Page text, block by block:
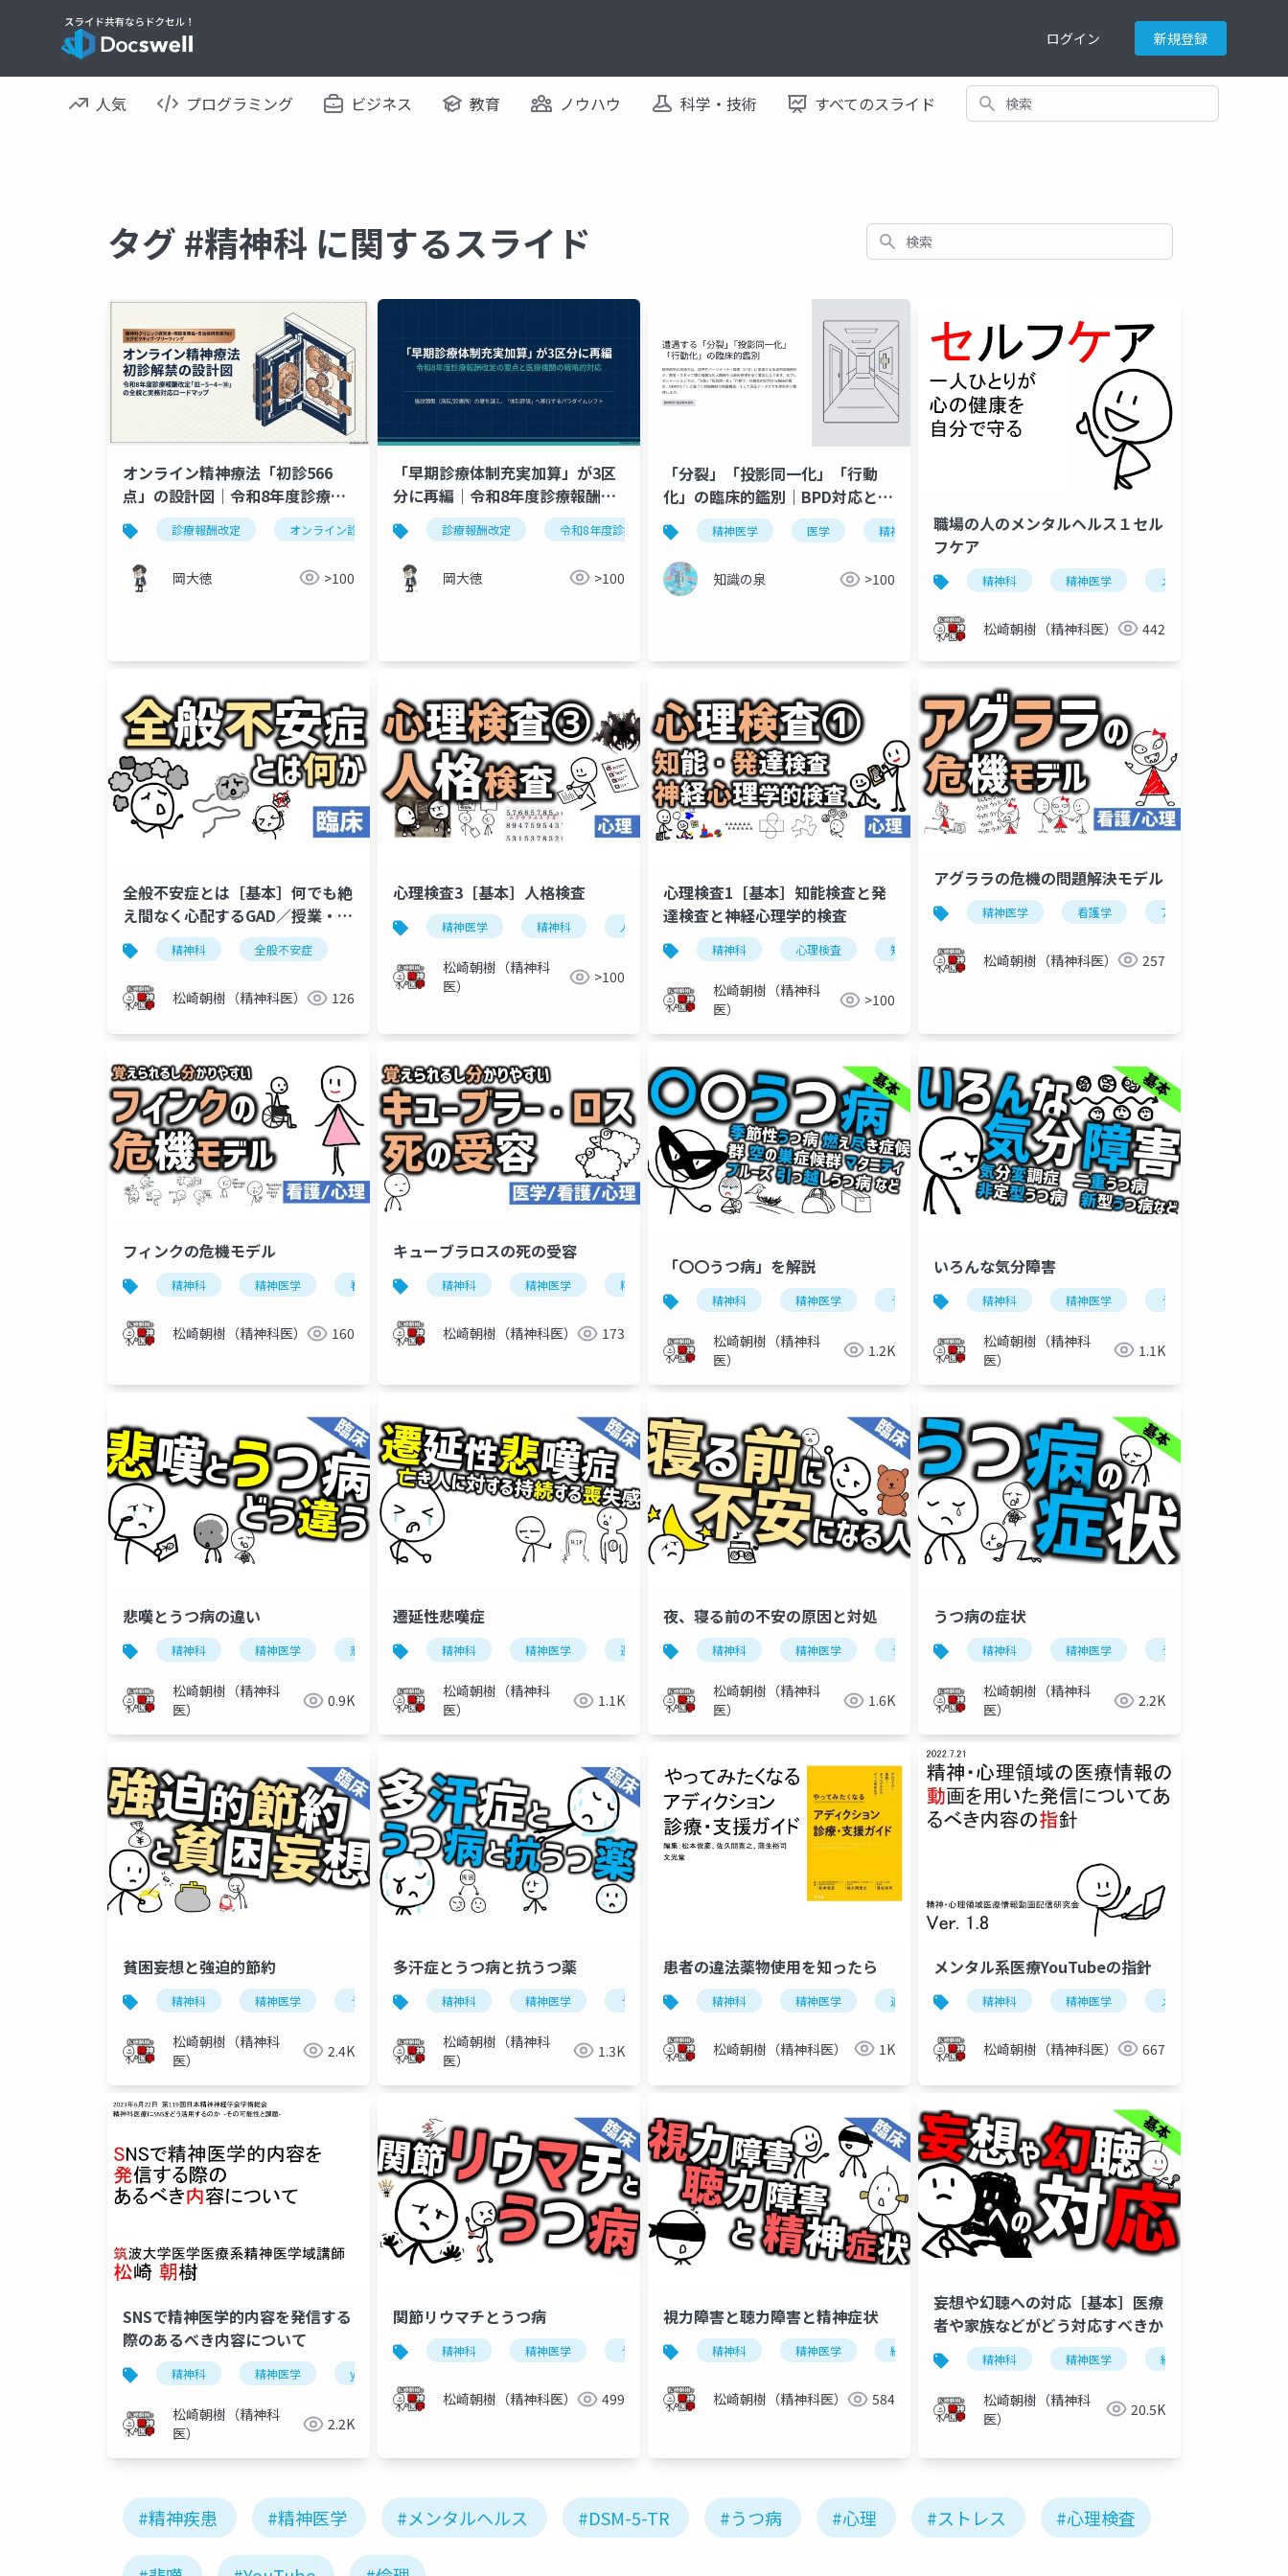
ログイン 新規登録
人気 プログラミング ビジネス 教育 ノウハウ 科学・技術 すべてのスライド 検索
タグ #精神科 に関するスライド 検索
オンライン精神療法「初診566
点」の設計図｜令和8年度診療報
酬改定 Ⅲ-5-4-⑱ の全貌と実務対
応
診療報酬改定 オンライン診療 精神科 精神医療 医療事務
岡大徳 >100
「早期診療体制充実加算」が3区
分に再編｜令和8年度診療報酬改
定の要点と対応
診療報酬改定 令和8年度診療報酬改定 早期診療体制充実加算 精神科 施設基準
岡大徳 >100
「分裂」「投影同一化」「行動
化」の臨床的鑑別｜BPD対応と
DMRSモデル7段階'
精神医学 医学 精神科 精神科 臨床心理学 臨床心理学
知識の泉 >100
職場の人のメンタルヘルス１セル
フケア
精神科 精神医学 メンタルヘルス
松崎朝樹（精神科医） 442
全般不安症とは［基本］何でも絶
え間なく心配するGAD／授業・講
義用
精神科 全般不安症
松崎朝樹（精神科医） 126
心理検査3［基本］人格検査
精神医学 精神科 人格検査 臨床心理学 心理検査 内田クレペリン検査 yg性格検査
松崎朝樹（精神科
医）
>100
心理検査1［基本］知能検査と発
達検査と神経心理学的検査
精神科 心理検査 知能検査
松崎朝樹（精神科
医）
>100
アグララの危機の問題解決モデル
精神医学 看護学 アグララ
松崎朝樹（精神科医） 257
フィンクの危機モデル
精神科 精神医学 看護学
松崎朝樹（精神科医） 160
キューブラロスの死の受容
精神科 精神医学 精神看護 心理学 看護学 看護理論
松崎朝樹（精神科医） 173
「〇〇うつ病」を解説
精神科 精神医学 うつ病 気分障害
松崎朝樹（精神科
医）
1.2K
いろんな気分障害
精神科 精神医学 うつ病
松崎朝樹（精神科
医）
1.1K
悲嘆とうつ病の違い
精神科 精神医学 悲嘆 うつ病
松崎朝樹（精神科
医）
0.9K
遷延性悲嘆症
精神科 精神医学 遷延性悲嘆症 悲嘆
松崎朝樹（精神科
医）
1.1K
夜、寝る前の不安の原因と対処
精神科 精神医学 うつ病 不安症 夜の不安 睡眠障害
松崎朝樹（精神科
医）
1.6K
うつ病の症状
精神科 精神医学 うつ病
松崎朝樹（精神科
医）
2.2K
貧困妄想と強迫的節約
精神科 精神医学 うつ病 双極性障害 気分障害 強迫症 強迫的節約 貧困妄想
松崎朝樹（精神科
医）
2.4K
多汗症とうつ病と抗うつ薬
精神科 精神医学 うつ病 抗うつ薬 多汗症 多汗 ssri snri
松崎朝樹（精神科
医）
1.3K
患者の違法薬物使用を知ったら
精神科 精神医学 違法薬物 覚醒剤 覚せい剤 大麻
松崎朝樹（精神科医） 1K
メンタル系医療YouTubeの指針
精神科 精神医学 メンタル系youtuber
松崎朝樹（精神科医） 667
SNSで精神医学的内容を発信する
際のあるべき内容について
精神科 精神医学 youtube
松崎朝樹（精神科
医）
2.2K
関節リウマチとうつ病
精神科 精神医学 うつ病 関節リウマチ リウマチ
松崎朝樹（精神科医） 499
視力障害と聴力障害と精神症状
精神科 精神医学 統合失調症 視力障害 聴力障害
松崎朝樹（精神科医） 584
妄想や幻聴への対応［基本］医療
者や家族などがどう対応すべきか
精神科 精神医学 統合失調症
松崎朝樹（精神科
医）
20.5K
#精神疾患 #精神医学 #メンタルヘルス #DSM-5-TR #うつ病 #心理 #ストレス #心理検査